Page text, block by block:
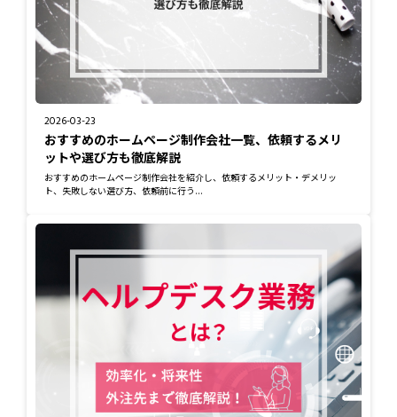
2026-03-23
おすすめのホームページ制作会社一覧、依頼するメリ
ットや選び方も徹底解説
おすすめのホームページ制作会社を紹介し、依頼するメリット・デメリッ
ト、失敗しない選び方、依頼前に行う...